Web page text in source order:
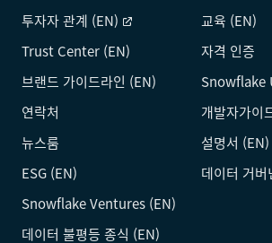
투자자 관계 (EN)
Trust Center (EN)
브랜드 가이드라인 (EN)
연락처
뉴스룸
ESG (EN)
Snowflake Ventures (EN)
데이터 불평등 종식 (EN)
교육 (EN)
자격 인증
Snowflake
개발자가이
설명서 (EN)
데이터 거버